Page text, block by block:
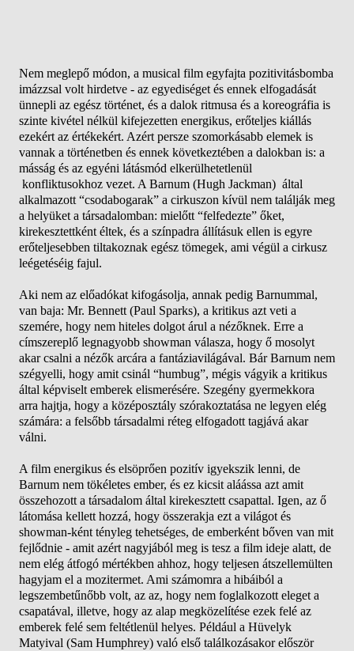
Nem meglepő módon, a musical film egyfajta pozitivitásbomba
imázzsal volt hirdetve - az egyediséget és ennek elfogadását
ünnepli az egész történet, és a dalok ritmusa és a koreográfia is
szinte kivétel nélkül kifejezetten energikus, erőteljes kiállás
ezekért az értékekért. Azért persze szomorkásabb elemek is
vannak a történetben és ennek következtében a dalokban is: a
másság és az egyéni látásmód elkerülhetetlenül
konfliktusokhoz vezet. A Barnum (Hugh Jackman) által
alkalmazott “csodabogarak” a cirkuszon kívül nem találják meg
a helyüket a társadalomban: mielőtt “felfedezte” őket,
kirekesztettként éltek, és a színpadra állításuk ellen is egyre
erőteljesebben tiltakoznak egész tömegek, ami végül a cirkusz
leégetéséig fajul.
Aki nem az előadókat kifogásolja, annak pedig Barnummal,
van baja: Mr. Bennett (Paul Sparks), a kritikus azt veti a
szemére, hogy nem hiteles dolgot árul a nézőknek. Erre a
címszereplő legnagyobb showman válasza, hogy ő mosolyt
akar csalni a nézők arcára a fantáziavilágával. Bár Barnum nem
szégyelli, hogy amit csinál “humbug”, mégis vágyik a kritikus
által képviselt emberek elismerésére. Szegény gyermekkora
arra hajtja, hogy a középosztály szórakoztatása ne legyen elég
számára: a felsőbb társadalmi réteg elfogadott tagjává akar
válni.
A film energikus és elsöprően pozitív igyekszik lenni, de
Barnum nem tökéletes ember, és ez kicsit aláássa azt amit
összehozott a társadalom által kirekesztett csapattal. Igen, az ő
látomása kellett hozzá, hogy összerakja ezt a világot és
showman-ként tényleg tehetséges, de emberként bőven van mit
fejlődnie - amit azért nagyjából meg is tesz a film ideje alatt, de
nem elég átfogó mértékben ahhoz, hogy teljesen átszellemülten
hagyjam el a mozitermet. Ami számomra a hibáiból a
legszembetűnőbb volt, az az, hogy nem foglalkozott eleget a
csapatával, illetve, hogy az alap megközelítése ezek felé az
emberek felé sem feltétlenül helyes. Például a Hüvelyk
Matyival (Sam Humphrey) való első találkozásakor először